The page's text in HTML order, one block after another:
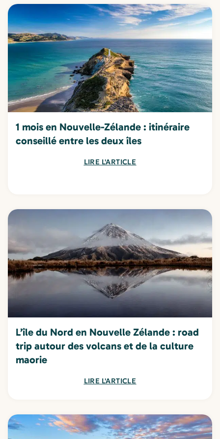
1 mois en Nouvelle-Zélande : itinéraire
conseillé entre les deux îles
LIRE L'ARTICLE
L’île du Nord en Nouvelle Zélande : road
trip autour des volcans et de la culture
maorie
LIRE L'ARTICLE